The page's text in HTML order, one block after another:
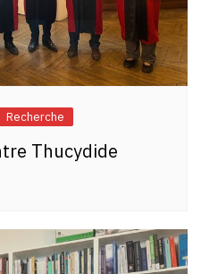
Recherche
Thucydide